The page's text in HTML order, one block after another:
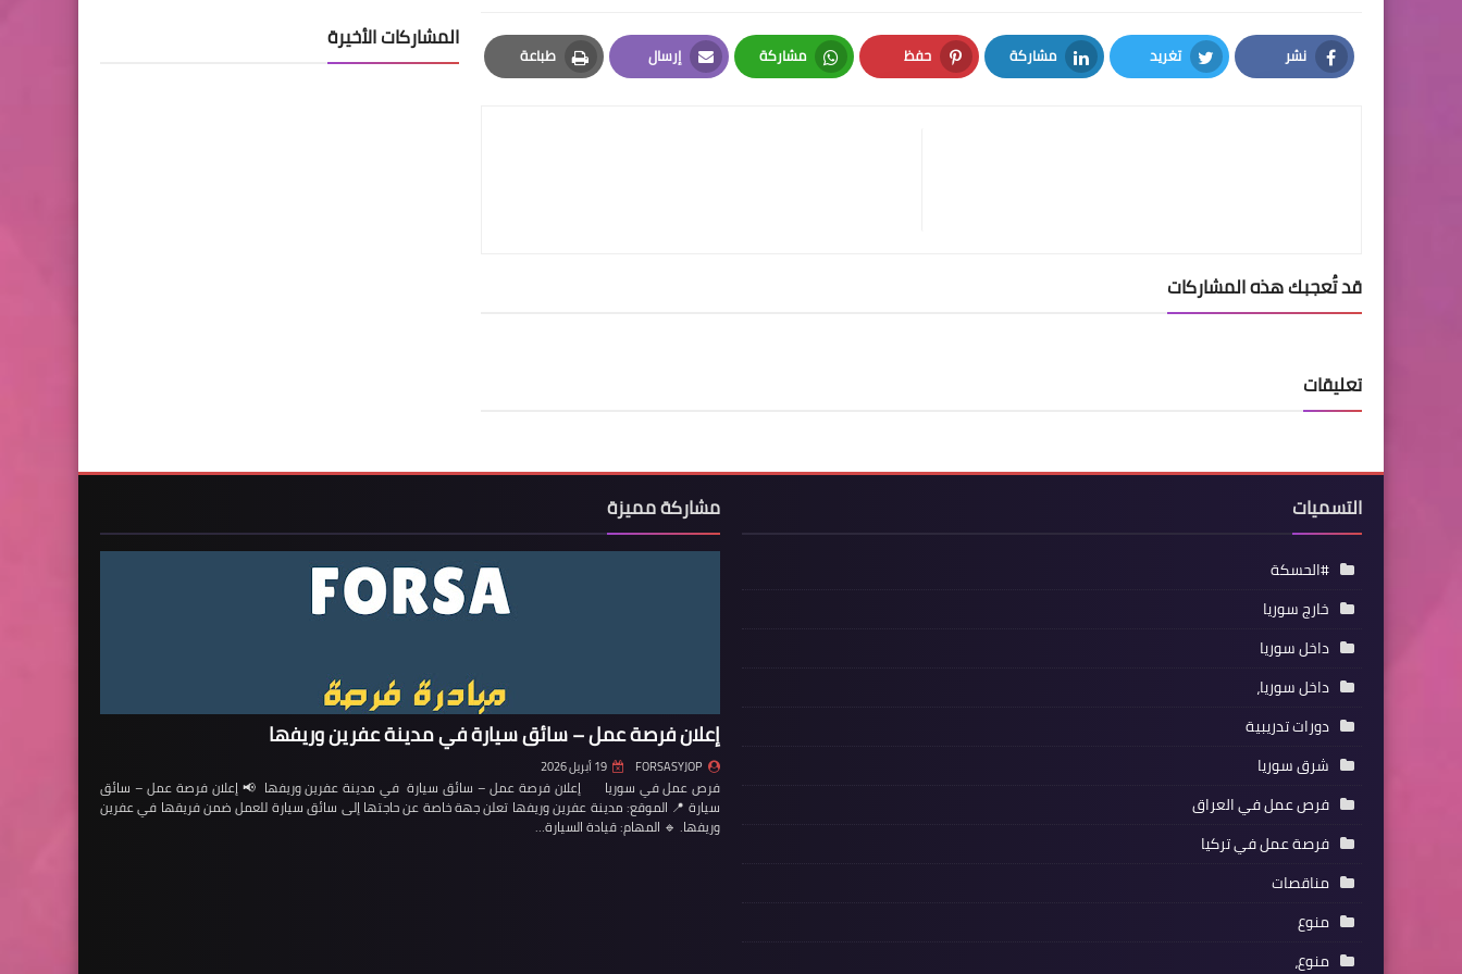
نشر
Facebook
تغريد
Twitter
مشاركة
LinkedIn
حفظ
Pinterest
مشاركة
Whatsapp
إرسال
Email
طباعة
Print
قد تُعجبك هذه المشاركات
تعليقات
المشاركات الأخيرة
التسميات
#الحسكة
خارج سوريا
داخل سوريا
داخل سوريا،
دورات تدريبية
شرق سوريا
فرص عمل في العراق
فرصة عمل في تركيا
مناقصات
منوع
منوع،
مشاركة مميزة
إعلان فرصة عمل – سائق سيارة في مدينة عفرين وريفها
FORSASYJOP 19 أبريل 2026
فرص عمل في سوريا إعلان فرصة عمل – سائق سيارة في مدينة عفرين وريفها 📢 إعلان فرصة عمل – سائق
سيارة 📍 الموقع: مدينة عفرين وريفها تعلن جهة خاصة عن حاجتها إلى سائق سيارة للعمل ضمن فريقها في عفرين
وريفها. 🔹 المهام: قيادة السيارة…